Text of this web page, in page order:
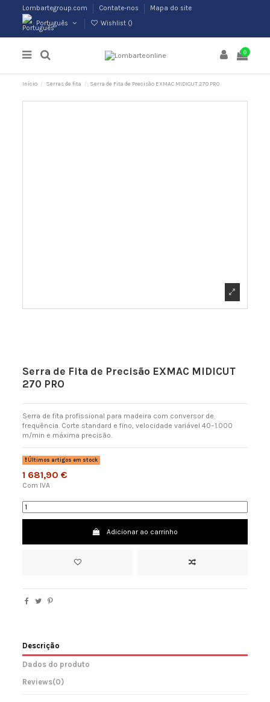
Lombartegroup.com Contate-nos
Mapa do site
Português
Wishlist ()
0
Início Serras de fita Serra de Fita de Precisão EXMAC MIDICUT 270 PRO
Serra de Fita de Precisão EXMAC MIDICUT
270 PRO
Serra de fita profissional para madeira com conversor de
frequência. Corte standard e fino, velocidade variável 40–1.000
m/min e máxima precisão.
Últimos artigos em stock
1 681,90 €
Com IVA
Adicionar ao carrinho
Descrição
Dados do produto
Reviews(0)